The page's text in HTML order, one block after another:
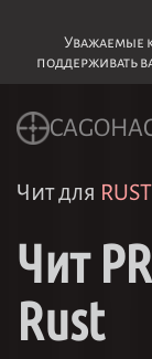
Уважаемые
поддерживать
Чит для RUST
Чит
Rust